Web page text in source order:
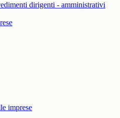
dirigenti - amministrativi
imprese